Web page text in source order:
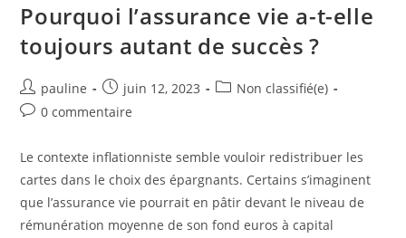
Pourquoi l’assurance vie a-t-elle
toujours autant de succès ?
pauline juin 12, 2023
Non classifié(e)
0 commentaire
Le contexte inflationniste semble vouloir redistribuer les
cartes dans le choix des épargnants. Certains s’imaginent
que l’assurance vie pourrait en pâtir devant le niveau de
rémunération moyenne de son fond euros à capital